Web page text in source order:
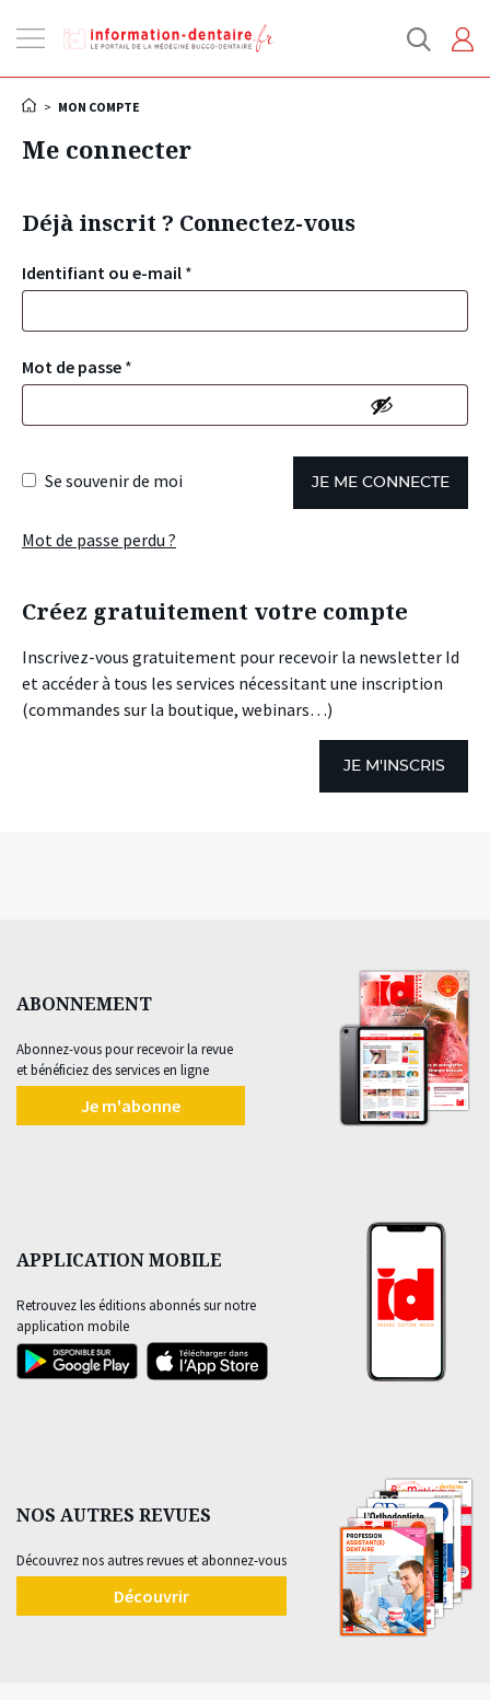
la
> MON COMPTE
Me connecter
Déjà inscrit ? Connectez-vous
Identifiant ou e-mail *
Mot de passe *
Se souvenir de moi JE ME CONNECTE
Mot de passe perdu ?
Créez gratuitement votre compte
Inscrivez-vous gratuitement pour recevoir la newsletter Id
et accéder à tous les services nécessitant une inscription
(commandes sur la boutique, webinars…)
JE M'INSCRIS
ABONNEMENT
Abonnez-vous pour recevoir la revue
et bénéficiez des services en ligne
Je m'abonne
APPLICATION MOBILE
Retrouvez les éditions abonnés sur notre
application mobile
NOS AUTRES REVUES
Découvrez nos autres revues et abonnez-vous
Découvrir